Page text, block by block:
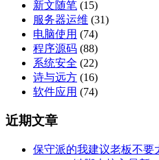
新文随笔 (15)
服务器运维 (31)
电脑使用 (74)
程序源码 (88)
系统安全 (22)
诗与远方 (16)
软件应用 (74)
近期文章
保守派的我建议老板不